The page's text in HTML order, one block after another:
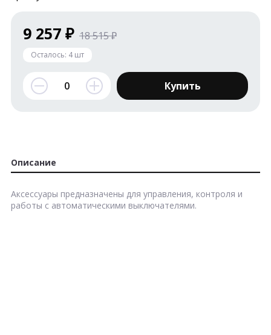
9 257 ₽ 18 515 ₽
Осталось: 4шт
Купить
Описание
Аксессуары предназначены для управления, контроля и
работы с автоматическими выключателями.